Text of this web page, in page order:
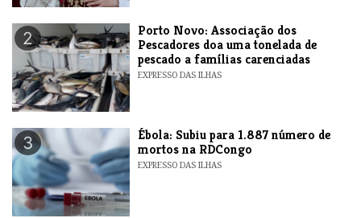
2
​Porto Novo: Associação dos
Pescadores doa uma tonelada de
pescado a famílias carenciadas
EXPRESSO DAS ILHAS
3
​Ébola: Subiu para 1.887 número de
mortos na RDCongo
EXPRESSO DAS ILHAS